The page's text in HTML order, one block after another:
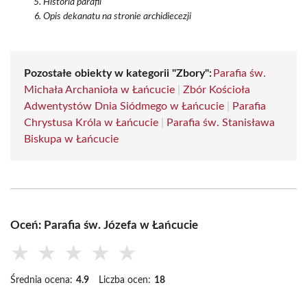
Historia parafii
Opis dekanatu na stronie archidiecezji
Pozostałe obiekty w kategorii "Zbory": Parafia św.
Michała Archanioła w Łańcucie
Zbór Kościoła
Adwentystów Dnia Siódmego w Łańcucie
Parafia
Chrystusa Króla w Łańcucie
Parafia św. Stanisława
Biskupa w Łańcucie
Oceń: Parafia św. Józefa w Łańcucie
★ ★ ★ ★ ★
Średnia ocena: 4.9 Liczba ocen: 18